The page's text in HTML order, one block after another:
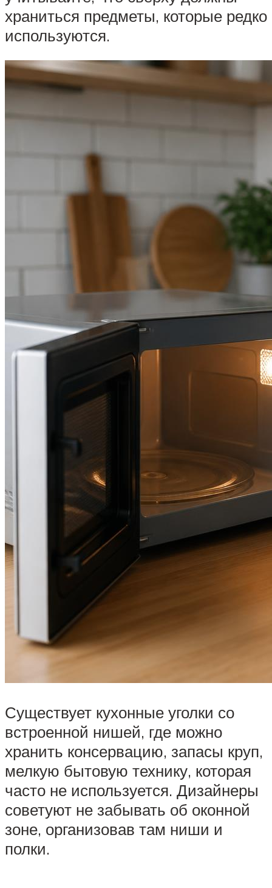
храниться предметы, которые редко
используются.
Существует кухонные уголки со
встроенной нишей, где можно
хранить консервацию, запасы круп,
мелкую бытовую технику, которая
часто не используется. Дизайнеры
советуют не забывать об оконной
зоне, организовав там ниши и
полки.